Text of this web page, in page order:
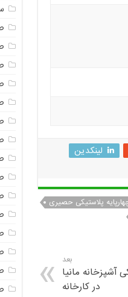
لینکدین
چهارپایه پلاستیکی حصیری
بعد
مانیا
در کارخانه